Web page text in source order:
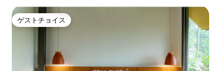
ゲストチョイス
ゲストチョイス